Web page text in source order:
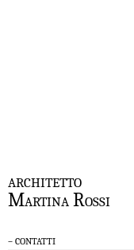
architetto
Martina Rossi
– CONTATTI